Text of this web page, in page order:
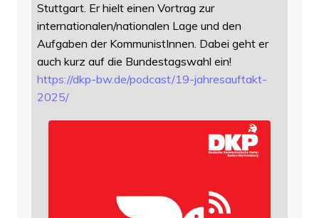
Stuttgart. Er hielt einen Vortrag zur
internationalen/nationalen Lage und den
Aufgaben der KommunistInnen. Dabei geht er
auch kurz auf die Bundestagswahl ein!
https://dkp-bw.de/podcast/19-jahresauftakt-
2025/